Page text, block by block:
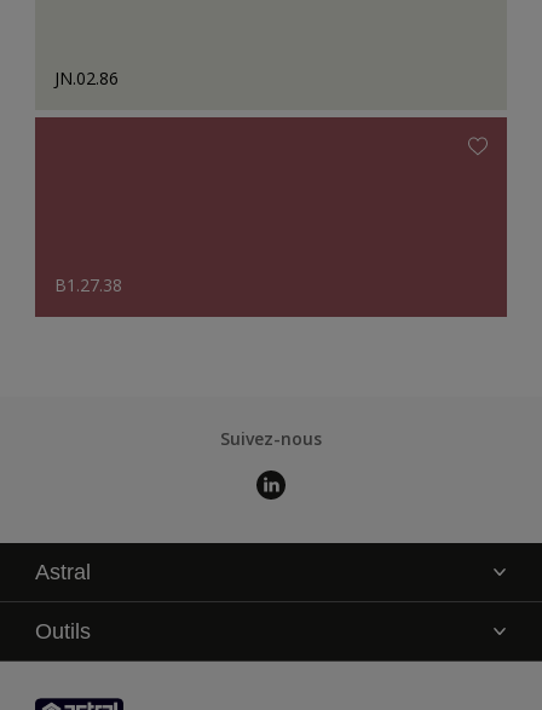
JN.02.86
B1.27.38
Suivez-nous
Astral
La marque
Service technique
Contact
Outils